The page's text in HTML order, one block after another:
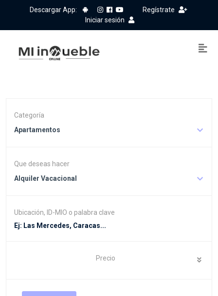
Descargar App:
Regístrate
Iniciar sesión
Categoría
Apartamentos
Que deseas hacer
Alquiler Vacacional
Ubicación, ID-MIO o palabra clave
Precio